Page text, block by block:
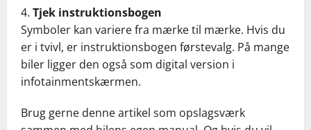
Tjek instruktionsbogen
Symboler kan variere fra mærke til mærke. Hvis du
er i tvivl, er instruktionsbogen førstevalg. På mange
biler ligger den også som digital version i
infotainmentskærmen.
Brug gerne denne artikel som opslagsværk